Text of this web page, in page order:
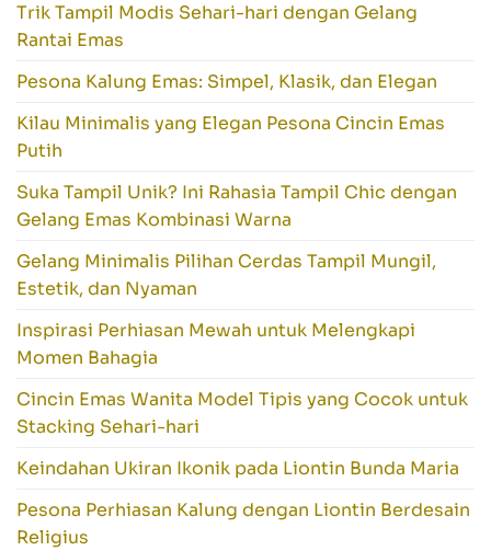
Trik Tampil Modis Sehari-hari dengan Gelang
Rantai Emas
Pesona Kalung Emas: Simpel, Klasik, dan Elegan
Kilau Minimalis yang Elegan Pesona Cincin Emas
Putih
Suka Tampil Unik? Ini Rahasia Tampil Chic dengan
Gelang Emas Kombinasi Warna
Gelang Minimalis Pilihan Cerdas Tampil Mungil,
Estetik, dan Nyaman
Inspirasi Perhiasan Mewah untuk Melengkapi
Momen Bahagia
Cincin Emas Wanita Model Tipis yang Cocok untuk
Stacking Sehari-hari
Keindahan Ukiran Ikonik pada Liontin Bunda Maria
Pesona Perhiasan Kalung dengan Liontin Berdesain
Religius